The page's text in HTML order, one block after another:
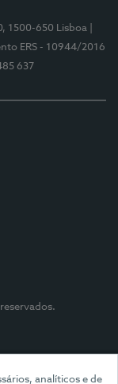
analíticos e de
1500-650 Lisboa
ERS - 10944/2016
637